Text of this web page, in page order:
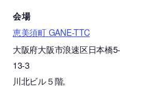
会場
恵美須町 GANE-TTC
大阪府大阪市浪速区日本橋5-
13-3
川北ビル５階,